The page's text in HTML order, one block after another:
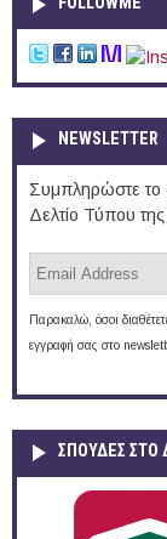
NEWSLETTER
Συμπληρώστε το
Δελτίο Τύπου
Παρακαλώ, όσοι
εγγραφή σας στο
ΣΠΟΥΔΈΣ ΣΤΟ